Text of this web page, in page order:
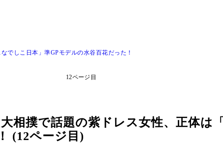
でしこ日本」準GPモデルの水谷百花だった！
12ページ目
相撲で話題の紫ドレス女性、正体は
(12ページ目)